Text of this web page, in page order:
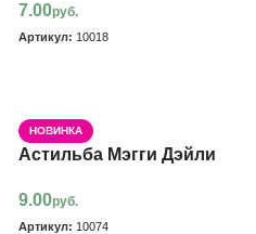
7.00руб.
Артикул: 10018
НОВИНКА
Астильба Мэгги Дэйли
9.00руб.
Артикул: 10074